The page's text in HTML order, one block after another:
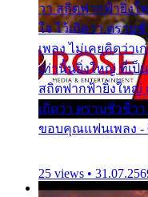
วา สถิตฟากฟ้ายิ่งใ
ใจ ไว้เถิดว่า ตรา
เพลง ไม่เคยคิดว่า
เท่านั้นยิ่งใหญ่ ที่เป็
สถิตฟากฟ้ายิ่งใหญ่
เถิดว่า ตราบชั่วชีว
ขอบคุณแฟนเพลง -
25 views •